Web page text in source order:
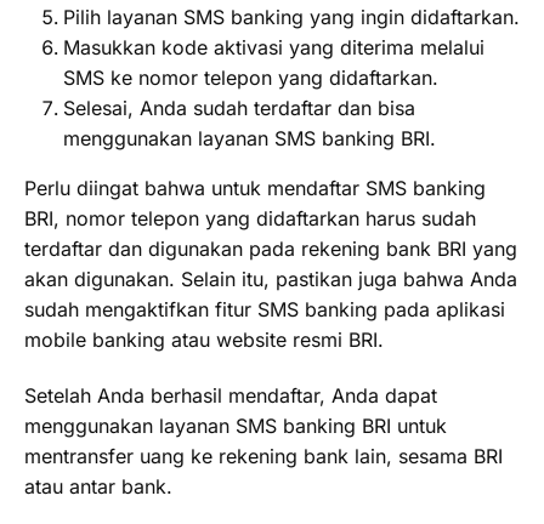
Pilih layanan SMS banking yang ingin didaftarkan.
Masukkan kode aktivasi yang diterima melalui
SMS ke nomor telepon yang didaftarkan.
Selesai, Anda sudah terdaftar dan bisa
menggunakan layanan SMS banking BRI.
Perlu diingat bahwa untuk mendaftar SMS banking
BRI, nomor telepon yang didaftarkan harus sudah
terdaftar dan digunakan pada rekening bank BRI yang
akan digunakan. Selain itu, pastikan juga bahwa Anda
sudah mengaktifkan fitur SMS banking pada aplikasi
mobile banking atau website resmi BRI.
Setelah Anda berhasil mendaftar, Anda dapat
menggunakan layanan SMS banking BRI untuk
mentransfer uang ke rekening bank lain, sesama BRI
atau antar bank.